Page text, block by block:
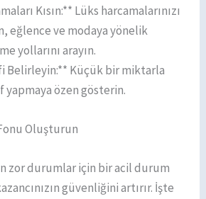
Kısın:** Lüks harcamalarınızı
eğlence ve modaya yönelik
yollarını arayın.
Belirleyin:** Küçük bir miktarla
yapmaya özen gösterin.
Oluşturun
zor durumlar için bir acil durum
güvenliğini artırır. İşte